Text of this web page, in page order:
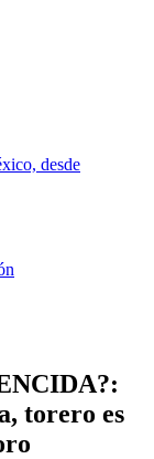
desde
torero es